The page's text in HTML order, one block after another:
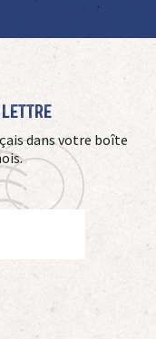
Lettre
dans votre boîte